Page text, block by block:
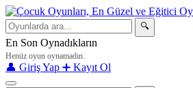
🔍
En Son Oynadıkların
Henüz oyun oynamadın.
👤 Giriş Yap ➕ Kayıt Ol